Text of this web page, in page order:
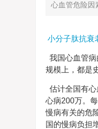
心血管危险因
小分子肽抗衰
我国心血管
规模上，都是
估计全国有
心病200万。
慢病有关的危
国的慢病负担